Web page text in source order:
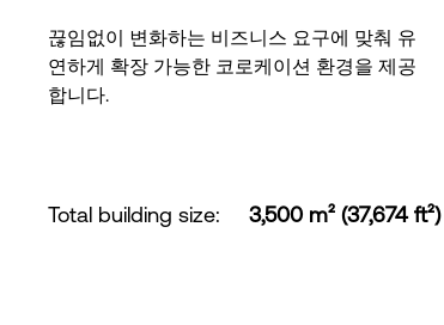
끊임없이 변화하는 비즈니스 요구에 맞춰 유
연하게 확장 가능한 코로케이션 환경을 제공
합니다.
Total building size: 3,500 m² (37,674 ft²)